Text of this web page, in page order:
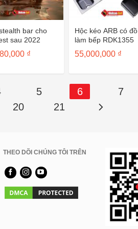
bar cho
sau 2022
₫
Hộc kéo ARB có đồ
làm bếp RDK1355
55,000,000 ₫
5 6 7
20 21
THEO DÕI CHÚNG TÔI TRÊN